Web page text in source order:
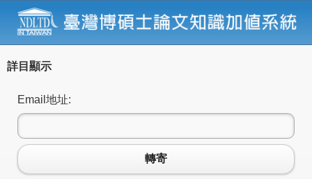
詳目顯示
Email地址:
轉寄